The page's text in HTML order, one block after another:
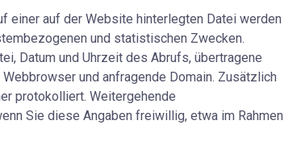
einer auf der Website hinterlegten Datei werden
und statistischen Zwecken.
Datum und Uhrzeit des Abrufs, übertragene
und anfragende Domain. Zusätzlich
protokolliert. Weitergehende
Sie diese Angaben freiwillig, etwa im Rahmen